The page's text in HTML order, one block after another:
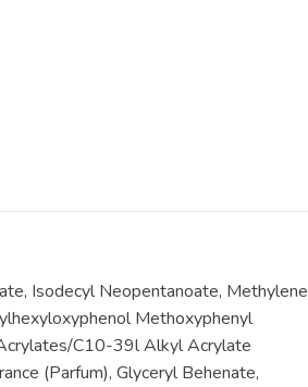
Isodecyl Neopentanoate, Methylene
Methoxyphenyl
C10-39l Alkyl Acrylate
(Parfum), Glyceryl Behenate,